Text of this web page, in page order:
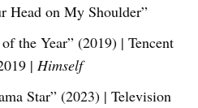
Head on My Shoulder”
the Year” (2019) | Tencent
| Himself
Star” (2023) | Television